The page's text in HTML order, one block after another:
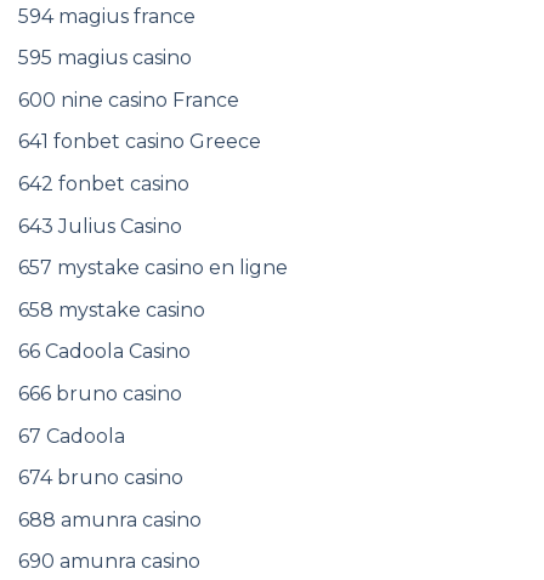
594 magius france
595 magius casino
600 nine casino France
641 fonbet casino Greece
642 fonbet casino
643 Julius Casino
657 mystake casino en ligne
658 mystake casino
66 Cadoola Casino
666 bruno casino
67 Cadoola
674 bruno casino
688 amunra casino
690 amunra casino